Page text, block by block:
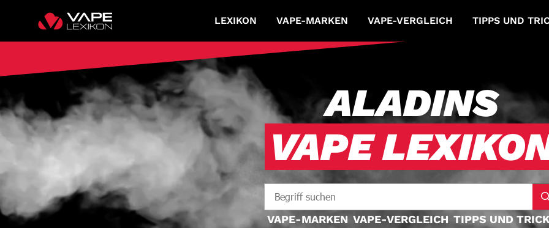
LEXIKON VAPE-MARKEN VAPE-VERGLEICH TIPPS UND
ALADINS
VAPE
VAPE-MARKEN VAPE-VERGLEICH TIPPS UND